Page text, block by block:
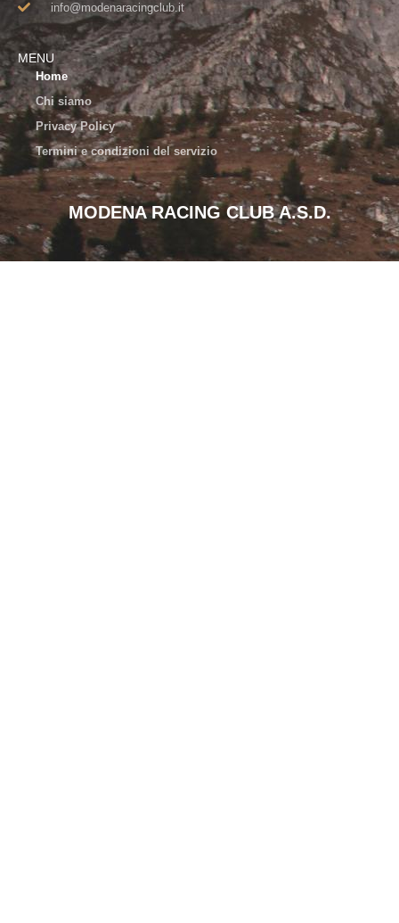
info@modenaracingclub.it​
MENU
Home
Chi siamo
Privacy Policy
Termini e condizioni del servizio
MODENA RACING CLUB A.S.D.